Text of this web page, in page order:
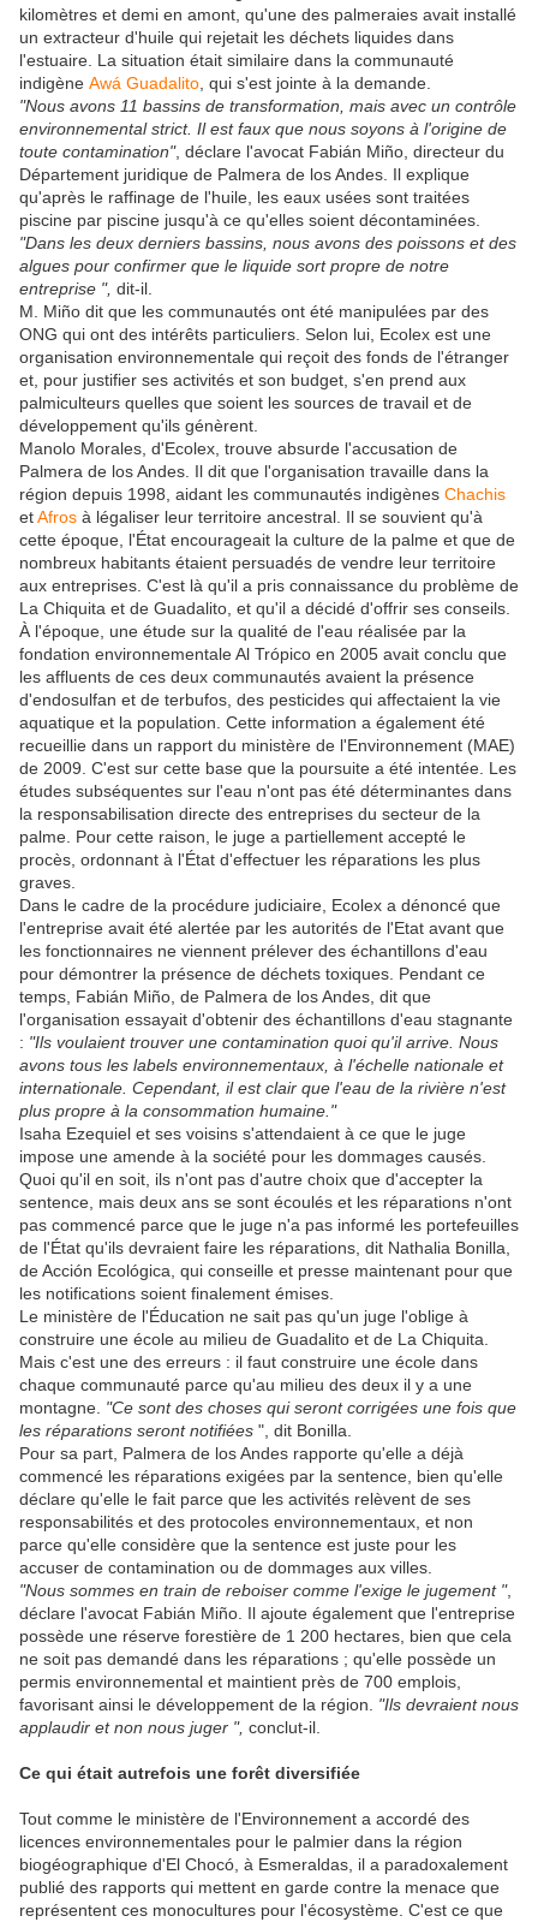
kilomètres et demi en amont, qu'une des palmeraies avait installé
un extracteur d'huile qui rejetait les déchets liquides dans
l'estuaire. La situation était similaire dans la communauté
indigène Awá Guadalito , qui s'est jointe à la demande.
"Nous avons 11 bassins de transformation, mais avec un contrôle
environnemental strict. Il est faux que nous soyons à l'origine de
toute contamination", déclare l'avocat Fabián Miño, directeur du
Département juridique de Palmera de los Andes. Il explique
qu'après le raffinage de l'huile, les eaux usées sont traitées
piscine par piscine jusqu'à ce qu'elles soient décontaminées.
"Dans les deux derniers bassins, nous avons des poissons et des
algues pour confirmer que le liquide sort propre de notre
entreprise ", dit-il.
M. Miño dit que les communautés ont été manipulées par des
ONG qui ont des intérêts particuliers. Selon lui, Ecolex est une
organisation environnementale qui reçoit des fonds de l'étranger
et, pour justifier ses activités et son budget, s'en prend aux
palmiculteurs quelles que soient les sources de travail et de
développement qu'ils génèrent.
Manolo Morales, d'Ecolex, trouve absurde l'accusation de
Palmera de los Andes. Il dit que l'organisation travaille dans la
région depuis 1998, aidant les communautés indigènes Chachis
etAfros à légaliser leur territoire ancestral. Il se souvient qu'à
cette époque, l'État encourageait la culture de la palme et que de
nombreux habitants étaient persuadés de vendre leur territoire
aux entreprises. C'est là qu'il a pris connaissance du problème de
La Chiquita et de Guadalito, et qu'il a décidé d'offrir ses conseils.
À l'époque, une étude sur la qualité de l'eau réalisée par la
fondation environnementale Al Trópico en 2005 avait conclu que
les affluents de ces deux communautés avaient la présence
d'endosulfan et de terbufos, des pesticides qui affectaient la vie
aquatique et la population. Cette information a également été
recueillie dans un rapport du ministère de l'Environnement (MAE)
de 2009. C'est sur cette base que la poursuite a été intentée. Les
études subséquentes sur l'eau n'ont pas été déterminantes dans
la responsabilisation directe des entreprises du secteur de la
palme. Pour cette raison, le juge a partiellement accepté le
procès, ordonnant à l'État d'effectuer les réparations les plus
graves.
Dans le cadre de la procédure judiciaire, Ecolex a dénoncé que
l'entreprise avait été alertée par les autorités de l'Etat avant que
les fonctionnaires ne viennent prélever des échantillons d'eau
pour démontrer la présence de déchets toxiques. Pendant ce
temps, Fabián Miño, de Palmera de los Andes, dit que
l'organisation essayait d'obtenir des échantillons d'eau stagnante
: "Ils voulaient trouver une contamination quoi qu'il arrive. Nous
avons tous les labels environnementaux, à l'échelle nationale et
internationale. Cependant, il est clair que l'eau de la rivière n'est
plus propre à la consommation humaine."
Isaha Ezequiel et ses voisins s'attendaient à ce que le juge
impose une amende à la société pour les dommages causés.
Quoi qu'il en soit, ils n'ont pas d'autre choix que d'accepter la
sentence, mais deux ans se sont écoulés et les réparations n'ont
pas commencé parce que le juge n'a pas informé les portefeuilles
de l'État qu'ils devraient faire les réparations, dit Nathalia Bonilla,
de Acción Ecológica, qui conseille et presse maintenant pour que
les notifications soient finalement émises.
Le ministère de l'Éducation ne sait pas qu'un juge l'oblige à
construire une école au milieu de Guadalito et de La Chiquita.
Mais c'est une des erreurs : il faut construire une école dans
chaque communauté parce qu'au milieu des deux il y a une
montagne. "Ce sont des choses qui seront corrigées une fois que
les réparations seront notifiées ", dit Bonilla.
Pour sa part, Palmera de los Andes rapporte qu'elle a déjà
commencé les réparations exigées par la sentence, bien qu'elle
déclare qu'elle le fait parce que les activités relèvent de ses
responsabilités et des protocoles environnementaux, et non
parce qu'elle considère que la sentence est juste pour les
accuser de contamination ou de dommages aux villes.
"Nous sommes en train de reboiser comme l'exige le jugement ",
déclare l'avocat Fabián Miño. Il ajoute également que l'entreprise
possède une réserve forestière de 1 200 hectares, bien que cela
ne soit pas demandé dans les réparations ; qu'elle possède un
permis environnemental et maintient près de 700 emplois,
favorisant ainsi le développement de la région. "Ils devraient nous
applaudir et non nous juger ", conclut-il.
Ce qui était autrefois une forêt diversifiée
Tout comme le ministère de l'Environnement a accordé des
licences environnementales pour le palmier dans la région
biogéographique d'El Chocó, à Esmeraldas, il a paradoxalement
publié des rapports qui mettent en garde contre la menace que
représentent ces monocultures pour l'écosystème. C'est ce que